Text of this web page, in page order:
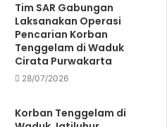
Tim SAR Gabungan
Laksanakan Operasi
Pencarian Korban
Tenggelam di Waduk
Cirata Purwakarta
28/07/2026
Korban Tenggelam di